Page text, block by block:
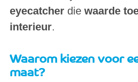
eyecatcher die waarde
interieur.
Waarom kiezen voor
maat?